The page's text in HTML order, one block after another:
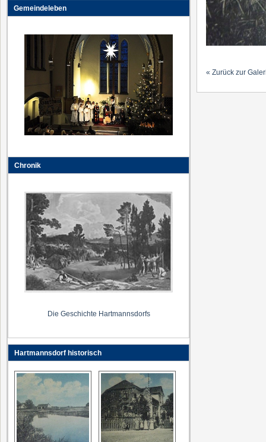
« Zurück zur
Gemeindeleben
Chronik
Die Geschichte Hartmannsdorfs
Hartmannsdorf historisch